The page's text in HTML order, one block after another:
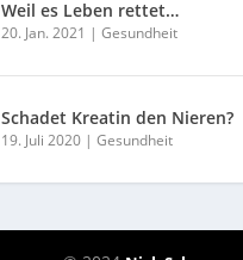
Weil es Leben rettet…
20. Jan. 2021 |Gesundheit
Schadet Kreatin den Nieren?
19. Juli 2020 |Gesundheit